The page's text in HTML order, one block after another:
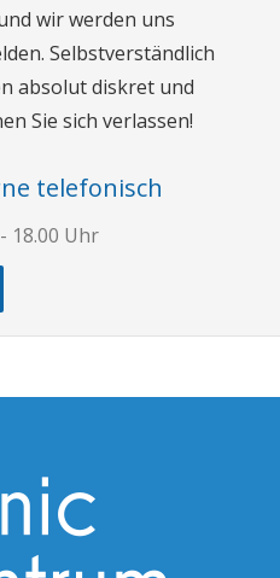
wir werden uns
Selbstverständlich
absolut diskret und
Sie sich verlassen!
telefonisch
18.00 Uhr